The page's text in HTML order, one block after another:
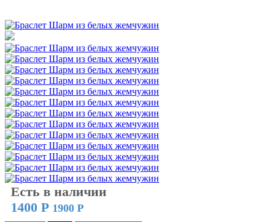
Есть в наличии
1400 Р 1900 Р